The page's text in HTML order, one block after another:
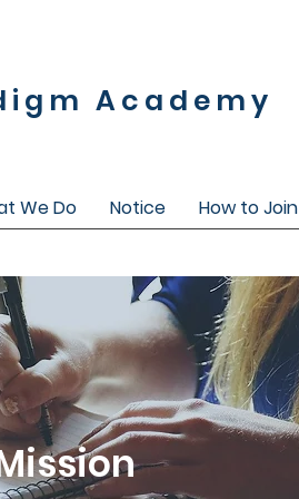
Academy
We Do Notice How to Join